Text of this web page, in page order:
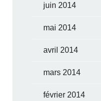
juin 2014
mai 2014
avril 2014
mars 2014
février 2014